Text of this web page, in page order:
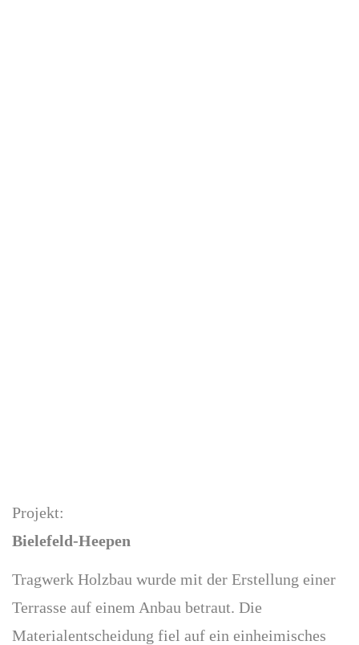
Projekt:
Bielefeld-Heepen
Tragwerk Holzbau wurde mit der Erstellung einer
Terrasse auf einem Anbau betraut. Die
Materialentscheidung fiel auf ein einheimisches